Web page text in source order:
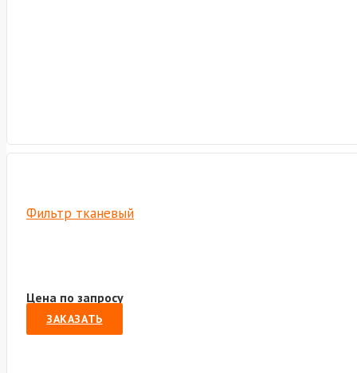
Фильтр тканевый
Цена по запросу
ЗАКАЗАТЬ